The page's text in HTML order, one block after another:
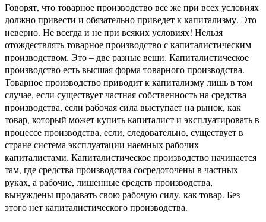
Говорят, что товарное производство все же при всех условиях
должно привести и обязательно приведет к капитализму. Это
неверно. Не всегда и не при всяких условиях! Нельзя
отождествлять товарное производство с капиталистическим
производством. Это – две разные вещи. Капиталистическое
производство есть высшая форма товарного производства.
Товарное производство приводит к капитализму лишь в том
случае, если существует частная собственность на средства
производства, если рабочая сила выступает на рынок, как
товар, который может купить капиталист и эксплуатировать в
процессе производства, если, следовательно, существует в
стране система эксплуатации наемных рабочих
капиталистами. Капиталистическое производство начинается
там, где средства производства сосредоточены в частных
руках, а рабочие, лишенные средств производства,
вынуждены продавать свою рабочую силу, как товар. Без
этого нет капиталистического производства.